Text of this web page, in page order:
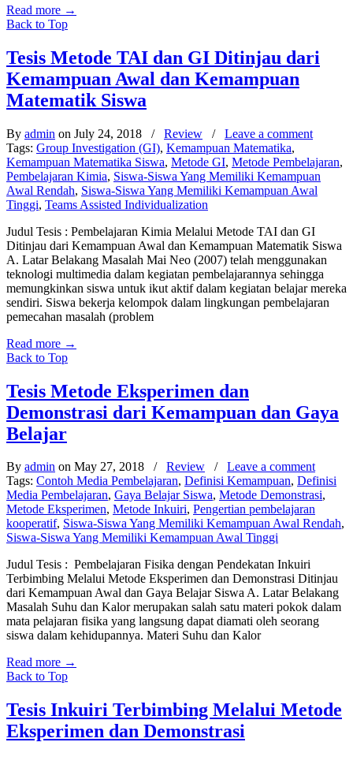
Read more →
Back to Top
Tesis Metode TAI dan GI Ditinjau dari
Kemampuan Awal dan Kemampuan
Matematik Siswa
By admin on July 24, 2018 / Review / Leave a comment
Tags: Group Investigation (GI), Kemampuan Matematika,
Kemampuan Matematika Siswa, Metode GI, Metode Pembelajaran,
Pembelajaran Kimia, Siswa-Siswa Yang Memiliki Kemampuan
Awal Rendah, Siswa-Siswa Yang Memiliki Kemampuan Awal
Tinggi, Teams Assisted Individualization
Judul Tesis : Pembelajaran Kimia Melalui Metode TAI dan GI
Ditinjau dari Kemampuan Awal dan Kemampuan Matematik Siswa
A. Latar Belakang Masalah Mai Neo (2007) telah menggunakan
teknologi multimedia dalam kegiatan pembelajarannya sehingga
memungkinkan siswa untuk ikut aktif dalam kegiatan belajar mereka
sendiri. Siswa bekerja kelompok dalam lingkungan pembelajaran
pemecahan masalah (problem
Read more →
Back to Top
Tesis Metode Eksperimen dan
Demonstrasi dari Kemampuan dan Gaya
Belajar
By admin on May 27, 2018 / Review / Leave a comment
Tags: Contoh Media Pembelajaran, Definisi Kemampuan, Definisi
Media Pembelajaran, Gaya Belajar Siswa, Metode Demonstrasi,
Metode Eksperimen, Metode Inkuiri, Pengertian pembelajaran
kooperatif, Siswa-Siswa Yang Memiliki Kemampuan Awal Rendah,
Siswa-Siswa Yang Memiliki Kemampuan Awal Tinggi
Judul Tesis : Pembelajaran Fisika dengan Pendekatan Inkuiri
Terbimbing Melalui Metode Eksperimen dan Demonstrasi Ditinjau
dari Kemampuan Awal dan Gaya Belajar Siswa A. Latar Belakang
Masalah Suhu dan Kalor merupakan salah satu materi pokok dalam
mata pelajaran fisika yang langsung dapat diamati oleh seorang
siswa dalam kehidupannya. Materi Suhu dan Kalor
Read more →
Back to Top
Tesis Inkuiri Terbimbing Melalui Metode
Eksperimen dan Demonstrasi